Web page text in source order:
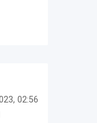
02:56